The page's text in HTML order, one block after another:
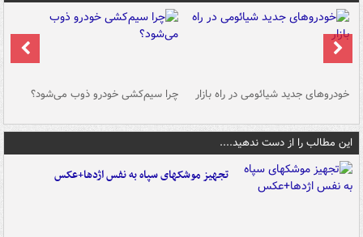
خودروهای جدید شیائومی در راه بازار چرا سیم‌کشی خودرو ذوب می‌شود؟
این مطالب را از دست ندهید....
تجهیز موشکهای سپاه به نفس اژدها+عکس